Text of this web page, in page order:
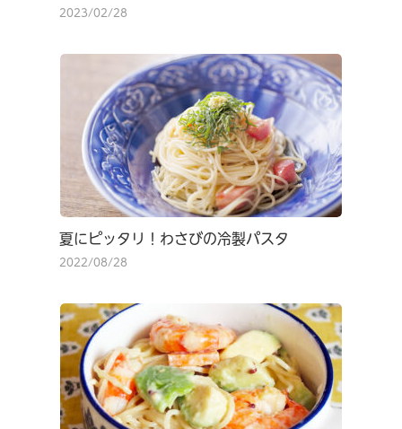
2023/02/28
夏にピッタリ！わさびの冷製パスタ
2022/08/28